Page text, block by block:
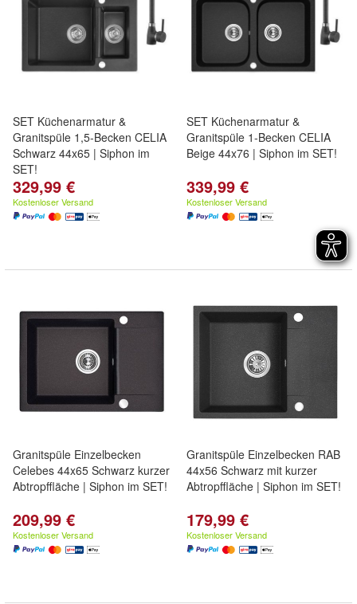
SET Küchenarmatur &
Granitspüle 1,5-Becken CELIA
Schwarz 44x65 | Siphon im
SET!
329,99 €
Kostenloser Versand
SET Küchenarmatur &
Granitspüle 1-Becken CELIA
Beige 44x76 | Siphon im SET!
339,99 €
Kostenloser Versand
Granitspüle Einzelbecken
Celebes 44x65 Schwarz kurzer
Abtropffläche | Siphon im SET!
209,99 €
Kostenloser Versand
Granitspüle Einzelbecken RAB
44x56 Schwarz mit kurzer
Abtropffläche | Siphon im SET!
179,99 €
Kostenloser Versand